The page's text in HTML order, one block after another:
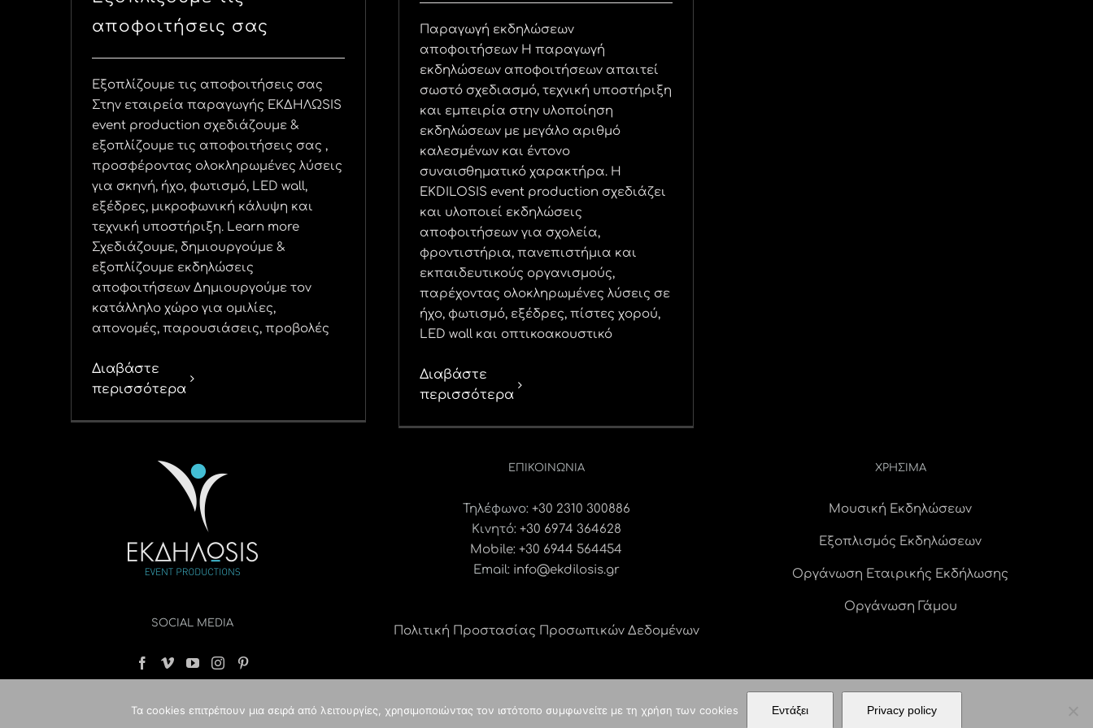
αποφοιτήσεις σας
Εξοπλίζουμε τις αποφοιτήσεις σας
Στην εταιρεία παραγωγής ΕΚΔΗΛΩSIS
event production σχεδιάζουμε &
εξοπλίζουμε τις αποφοιτήσεις σας ,
προσφέροντας ολοκληρωμένες λύσεις
για σκηνή, ήχο, φωτισμό, LED wall,
εξέδρες, μικροφωνική κάλυψη και
τεχνική υποστήριξη. Learn more
Σχεδιάζουμε, δημιουργούμε &
εξοπλίζουμε εκδηλώσεις
αποφοιτήσεων Δημιουργούμε τον
κατάλληλο χώρο για ομιλίες,
απονομές, παρουσιάσεις, προβολές
Διαβάστε
περισσότερα
Παραγωγή εκδηλώσεων
αποφοιτήσεων Η παραγωγή
εκδηλώσεων αποφοιτήσεων απαιτεί
σωστό σχεδιασμό, τεχνική υποστήριξη
και εμπειρία στην υλοποίηση
εκδηλώσεων με μεγάλο αριθμό
καλεσμένων και έντονο
συναισθηματικό χαρακτήρα. Η
EKDILOSIS event production σχεδιάζει
και υλοποιεί εκδηλώσεις
αποφοιτήσεων για σχολεία,
φροντιστήρια, πανεπιστήμια και
εκπαιδευτικούς οργανισμούς,
παρέχοντας ολοκληρωμένες λύσεις σε
ήχο, φωτισμό, εξέδρες, πίστες χορού,
LED wall και οπτικοακουστικό
Διαβάστε
περισσότερα
SOCIAL MEDIA
ΕΠΙΚΟΙΝΩΝΊΑ
Τηλέφωνο: +30 2310 300886
Κινητό: +30 6974 364628
Mobile: +30 6944 564454
Email: info@ekdilosis.gr
Πολιτική Προστασίας Προσωπικών Δεδομένων
ΧΡΗΣΙΜΑ
Μουσική Εκδηλώσεων
Εξοπλισμός Εκδηλώσεων
Οργάνωση Εταιρικής Εκδήλωσης
Οργάνωση Γάμου
© Copyright 2026 idees digital agencyκατασκευή ιστοσελίδας | ALL RIGHTS RESERVED |
Τα cookies επιτρέπουν μια σειρά από λειτουργίες, χρησιμοποιώντας τον ιστότοπο συμφωνείτε με τη χρήση των cookies Εντάξει Privacy policy